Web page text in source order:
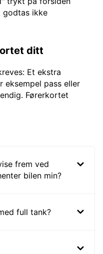
godtas ikke
ditt
Et ekstra
eksempel pass eller
Førerkortet
frem ved
bilen min?
full tank?